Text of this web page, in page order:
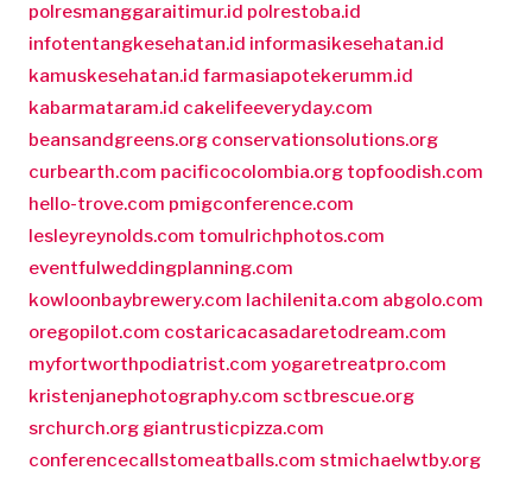
polresmanggaraitimur.id polrestoba.id
infotentangkesehatan.id informasikesehatan.id
kamuskesehatan.id farmasiapotekerumm.id
kabarmataram.id cakelifeeveryday.com
beansandgreens.org conservationsolutions.org
curbearth.com pacificocolombia.org topfoodish.com
hello-trove.com pmigconference.com
lesleyreynolds.com tomulrichphotos.com
eventfulweddingplanning.com
kowloonbaybrewery.com lachilenita.com abgolo.com
oregopilot.com costaricacasadaretodream.com
myfortworthpodiatrist.com yogaretreatpro.com
kristenjanephotography.com sctbrescue.org
srchurch.org giantrusticpizza.com
conferencecallstomeatballs.com stmichaelwtby.org